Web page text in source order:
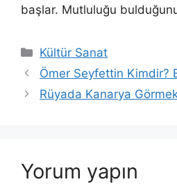
başlar. Mutluluğu
Kategoriler
Kültür Sanat
Ömer Seyfettin Kimdir?
Rüyada Kanarya
Yorum yapın